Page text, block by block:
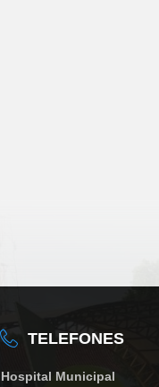
TELEFONES
Hospital Municipal